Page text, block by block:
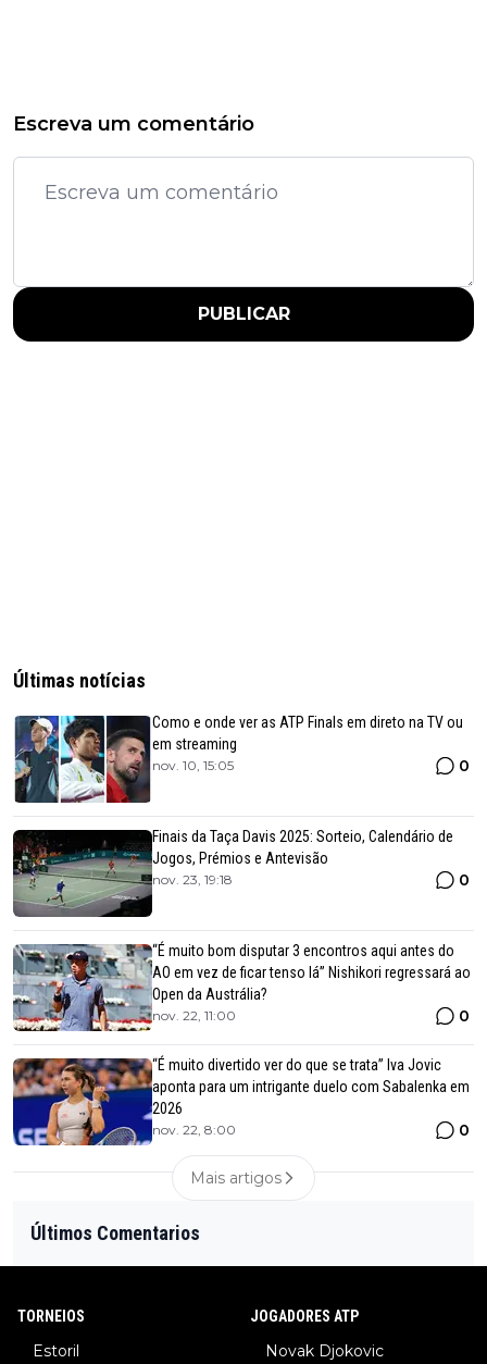
Escreva um comentário
PUBLICAR
Últimas notícias
Como e onde ver as ATP Finals em direto na TV ou
em streaming
nov. 10, 15:05 0
Finais da Taça Davis 2025: Sorteio, Calendário de
Jogos, Prémios e Antevisão
nov. 23, 19:18 0
“É muito bom disputar 3 encontros aqui antes do
AO em vez de ficar tenso lá” Nishikori regressará ao
Open da Austrália?
nov. 22, 11:00 0
“É muito divertido ver do que se trata” Iva Jovic
aponta para um intrigante duelo com Sabalenka em
2026
nov. 22, 8:00 0
Mais artigos
Últimos Comentarios
TORNEIOS
Estoril
JOGADORES ATP
Novak Djokovic